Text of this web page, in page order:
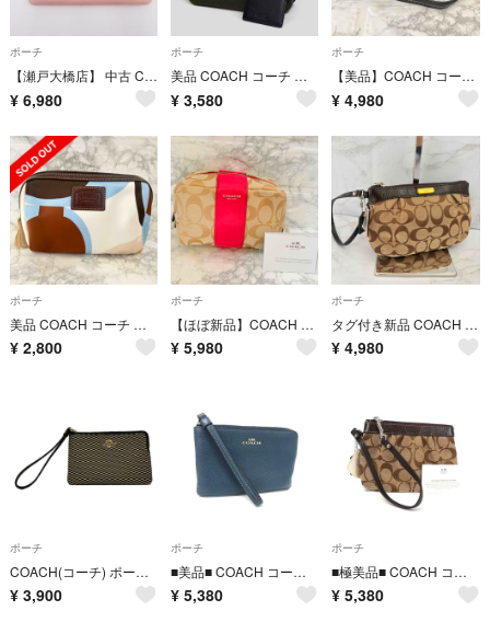
ポーチ
【瀬戸大橋店】 中古 COACH | コーチ ポーチ × Disney C2081-3743 ピンク 【122】
¥ 6,980
ポーチ
美品 COACH コーチ ナイロン コスメ ポーチ ミニハンドバッグ カーキ
¥ 3,580
ポーチ
【美品】COACH コーチ シグネチャー ポーチ 小物入れ ブラック キャンバス
¥ 4,980
ポーチ
美品 COACH コーチ ポーチ マルチカラー ナイロン レザー 小物入れ 化粧
¥ 2,800
ポーチ
【ほぼ新品】COACH コーチ レガシー シグネチャー コスメポーチ ミニポーチ
¥ 5,980
ポーチ
タグ付き新品 COACH コーチ シグネチャー リストレット ポーチ ブラウン
¥ 4,980
ポーチ
COACH(コーチ) ポーチ美品 レガシー エクスプローデッド ジャガード コーナー ジップ F13311 黒×ベージュ レザー
¥ 3,900
ポーチ
■美品■ COACH コーチ レザー ポーチ マルチケース 小物入れ レディース メンズ ネイビー系 DP5101
¥ 5,380
ポーチ
■極美品■ COACH コーチ シグネチャー キャンバス×パテントレザー ポーチ マルチケース 小物入れ レディース ブラウン系 DP5099
¥ 5,380